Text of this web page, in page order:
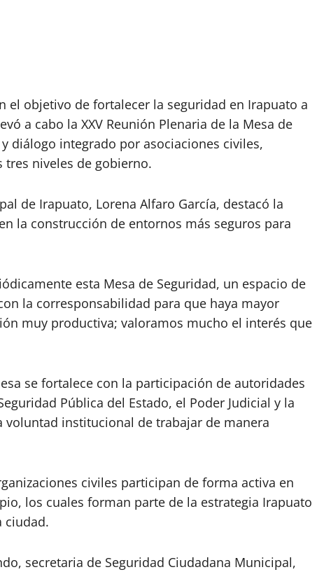
el objetivo de fortalecer la seguridad en Irapuato a
a cabo la XXV Reunión Plenaria de la Mesa de
diálogo integrado por asociaciones civiles,
tres niveles de gobierno.
de Irapuato, Lorena Alfaro García, destacó la
la construcción de entornos más seguros para
esta Mesa de Seguridad, un espacio de
la corresponsabilidad para que haya mayor
muy productiva; valoramos mucho el interés que
se fortalece con la participación de autoridades
Pública del Estado, el Poder Judicial y la
voluntad institucional de trabajar de manera
civiles participan de forma activa en
los cuales forman parte de la estrategia Irapuato
ciudad.
secretaria de Seguridad Ciudadana Municipal,